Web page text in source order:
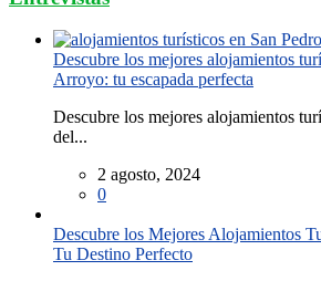
Descubre los mejores alojamientos
Arroyo: tu escapada perfecta
Descubre los mejores alojamientos
del...
2 agosto, 2024
0
Descubre los Mejores Alojamientos
Tu Destino Perfecto